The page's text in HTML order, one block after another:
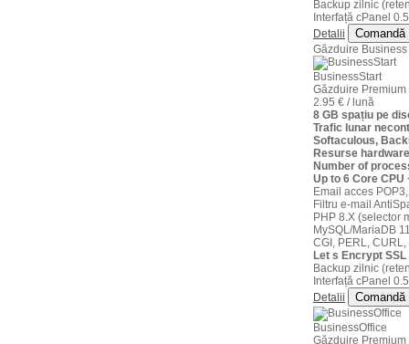
Backup zilnic
Interfață cPanel
Detalii
Comandă
Găzduire Business
BusinessStart
Găzduire Premium
2.95 € / lună
8 GB spațiu pe
Trafic lunar
Softaculous,
Resurse
Number of
Up to 6 Core CPU
Email acces
Filtru e-mail
PHP 8.X (selector
MySQL/MariaDB
CGI, PERL,
Let s Encrypt
Backup zilnic
Interfață cPanel
Detalii
Comandă
BusinessOffice
Găzduire Premium